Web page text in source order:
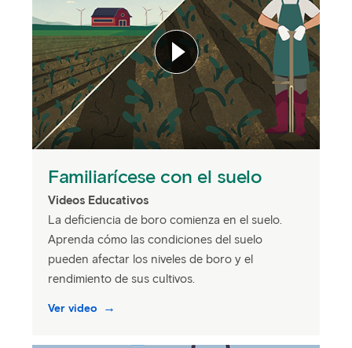
Familiarícese con el suelo
Videos Educativos
La deficiencia de boro comienza en el suelo.
Aprenda cómo las condiciones del suelo
pueden afectar los niveles de boro y el
rendimiento de sus cultivos.
Ver video